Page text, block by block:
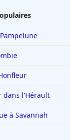
dans l'Hérault
à Savannah